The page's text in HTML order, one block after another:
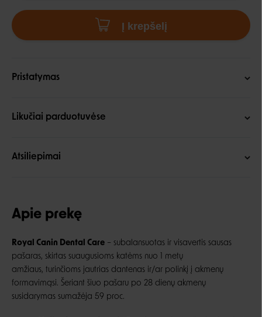
Į krepšelį
Pristatymas
Likučiai parduotuvėse
Atsiliepimai
Apie prekę
Royal Canin Dental Care – subalansuotas ir visavertis sausas
pašaras, skirtas suaugusioms katėms nuo 1 metų
amžiaus, turinčioms jautrias dantenas ir/ar polinkį į akmenų
formavimąsi. Šeriant šiuo pašaru po 28 dienų akmenų
susidarymas sumažėja 59 proc.